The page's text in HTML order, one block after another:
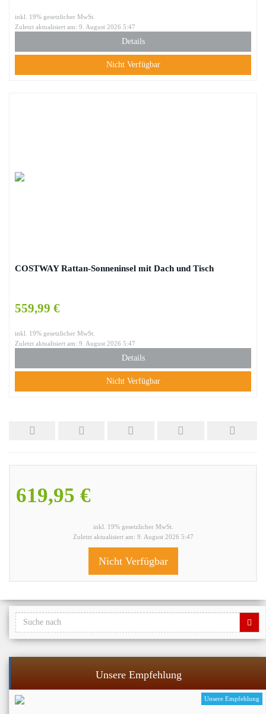
inkl. 19% gesetzlicher MwSt.
Zuletzt aktualisiert am: 9. August 2026 5:47
Details
Nicht Verfügbar
COSTWAY Rattan-Sonneninsel mit Dach und Tisch
559,99 €
inkl. 19% gesetzlicher MwSt.
Zuletzt aktualisiert am: 9. August 2026 5:47
Details
Nicht Verfügbar
619,95 €
inkl. 19% gesetzlicher MwSt.
Zuletzt aktualisiert am: 9. August 2026 5:47
Nicht Verfügbar
Unsere Empfehlung
Unsere Empfehlung